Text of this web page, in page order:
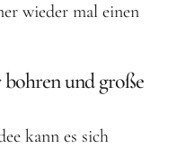
wieder mal einen
und große
kann es sich